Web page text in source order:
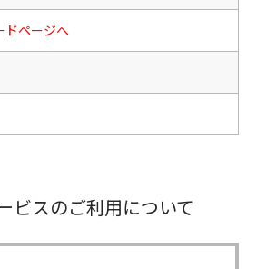
ドページへ
ビスのご利用について